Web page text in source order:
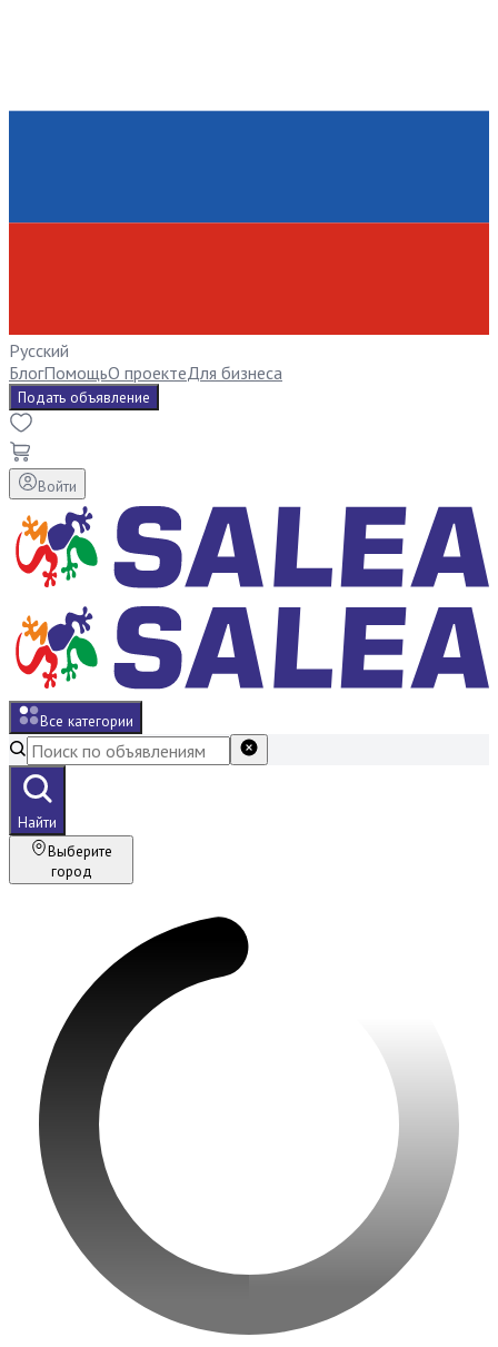
Русский
БлогПомощьО проектеДля бизнеса
Подать объявление
Войти
Все категории
Найти
Выберите
город